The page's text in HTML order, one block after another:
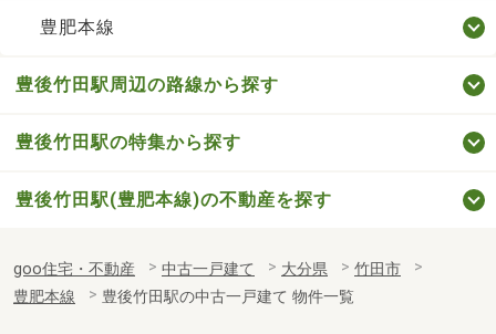
豊肥本線
豊後竹田駅周辺の路線から探す
豊後竹田駅の特集から探す
豊後竹田駅(豊肥本線)の不動産を探す
goo住宅・不動産 中古一戸建て 大分県
竹田市
豊肥本線
豊後竹田駅の中古一戸建て 物件一覧